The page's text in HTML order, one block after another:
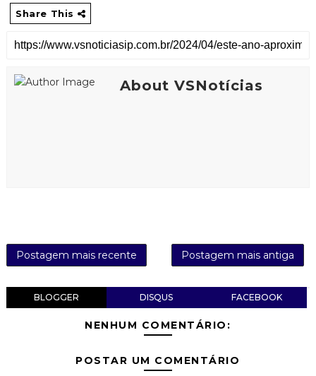
Share This
About VSNotícias
Postagem mais recente Postagem mais antiga
BLOGGER DISQUS FACEBOOK
NENHUM COMENTÁRIO:
POSTAR UM COMENTÁRIO